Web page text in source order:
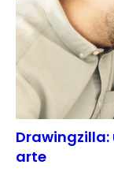
arte